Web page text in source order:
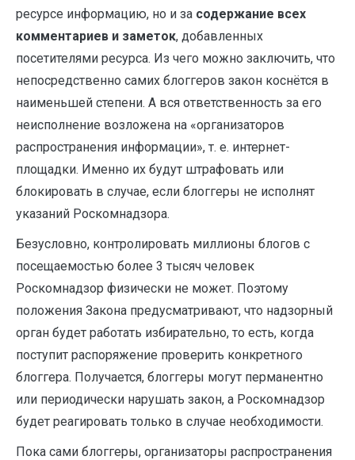
ресурсе информацию, но и за содержание всех
комментариев и заметок, добавленных
посетителями ресурса. Из чего можно заключить, что
непосредственно самих блоггеров закон коснётся в
наименьшей степени. А вся ответственность за его
неисполнение возложена на «организаторов
распространения информации», т. е. интернет-
площадки. Именно их будут штрафовать или
блокировать в случае, если блоггеры не исполнят
указаний Роскомнадзора.
Безусловно, контролировать миллионы блогов с
посещаемостью более 3 тысяч человек
Роскомнадзор физически не может. Поэтому
положения Закона предусматривают, что надзорный
орган будет работать избирательно, то есть, когда
поступит распоряжение проверить конкретного
блоггера. Получается, блоггеры могут перманентно
или периодически нарушать закон, а Роскомнадзор
будет реагировать только в случае необходимости.
Пока сами блоггеры, организаторы распространения